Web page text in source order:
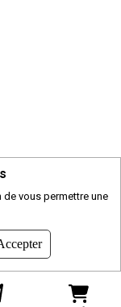
vous permettre une